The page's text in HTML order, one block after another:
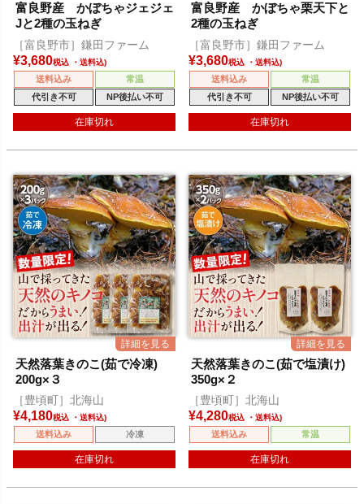
富良野産 かぼちゃジェジェ
Jと2種の玉ねぎ
［富良野市］鎌田ファーム
¥3,680税込
送料込み
常温
代引き不可
NP後払い不可
在庫切れ
富良野産 かぼちゃ栗天下と
2種の玉ねぎ
［富良野市］鎌田ファーム
¥3,680税込
送料込み
常温
代引き不可
NP後払い不可
在庫切れ
天然落葉きのこ(茹で冷凍)
200g×３
［豊頃町］北海山
¥4,180税込
送料込み 冷凍
在庫切れ
天然落葉きのこ(茹で塩漬け)
350g×２
［豊頃町］北海山
¥4,280税込
送料込み 常温
在庫切れ